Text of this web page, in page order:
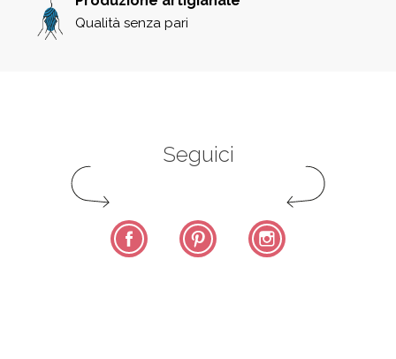
Qualità senza pari
Seguici
Facebook Pinterest